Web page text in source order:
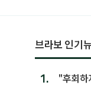
브라보 인기
1.
"후회하